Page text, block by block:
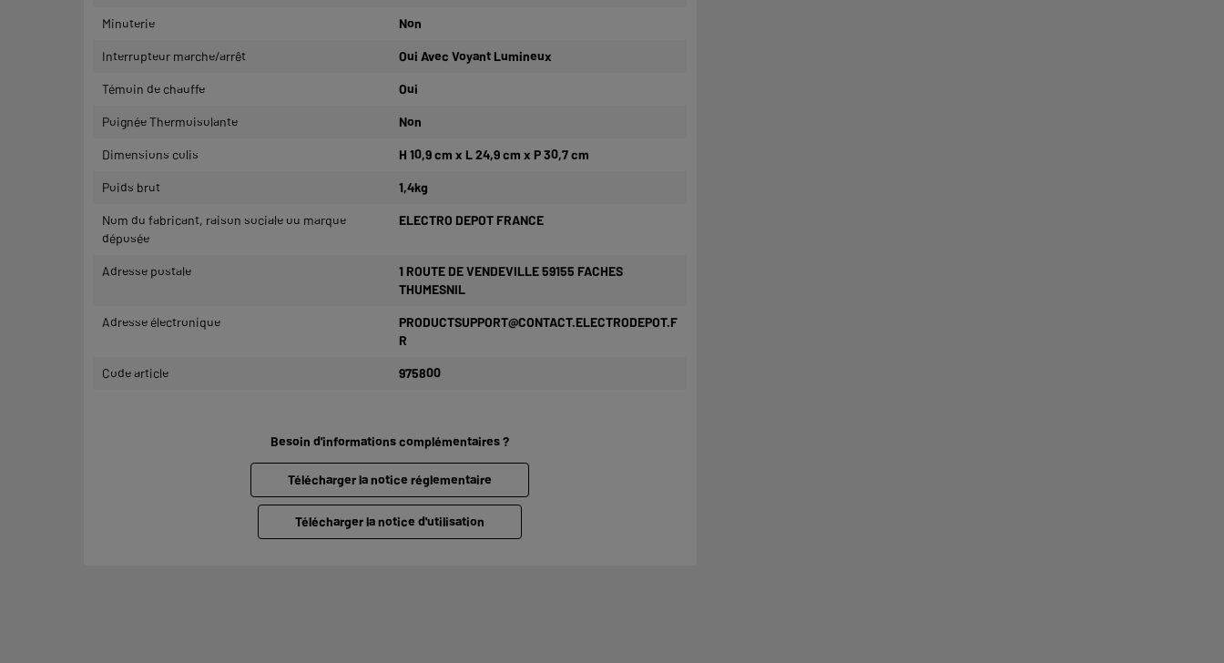
Minuterie Non
Interrupteur marche/arrêt Oui Avec Voyant Lumineux
Témoin de chauffe Oui
Poignée Thermoisolante Non
Dimensions colis H 10,9 cm x L 24,9 cm x P 30,7 cm
Poids brut 1,4kg
Nom du fabricant, raison sociale ou marque
déposée
ELECTRO DEPOT FRANCE
Adresse postale
1 ROUTE DE VENDEVILLE 59155 FACHES
THUMESNIL
Adresse électronique
PRODUCTSUPPORT@CONTACT.ELECTRODEPOT.F
R
Code article 975800
Besoin d'informations complémentaires ?
Télécharger la notice réglementaire
Télécharger la notice d'utilisation